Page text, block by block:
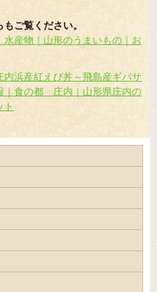
ご覧ください。
水産物｜山形のうまいもの｜お
内浜産紅えび丼～飛島産ギバサ
｜食の都 庄内｜山形県庄内の
ト